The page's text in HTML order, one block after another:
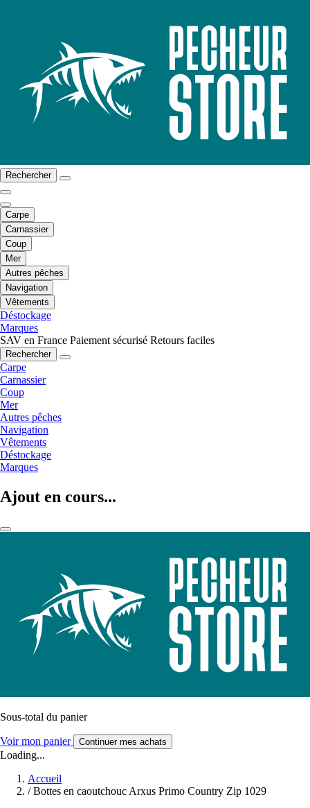
Rechercher
Carpe
Carnassier
Coup
Mer
Autres pêches
Navigation
Vêtements
Déstockage
Marques
SAV en France Paiement sécurisé Retours faciles
Rechercher
Carpe
Carnassier
Coup
Mer
Autres pêches
Navigation
Vêtements
Déstockage
Marques
Ajout en cours...
Sous-total du panier
Voir mon panier Continuer mes achats
Loading...
Accueil
/ Bottes en caoutchouc Arxus Primo Country Zip 1029